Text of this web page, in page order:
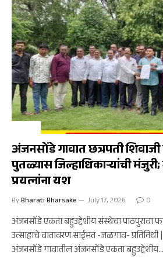
अंजनसोंडे गावात छत्रपती शिवाजी
पुतळ्यास जिल्हाधिकाऱ्यांची मंजुरी;
प्रयत्नांना यश
ByBharati Bharsake July 17, 2026 0
​अंजनसोंडे एकता बहुउद्देशीय संस्थेचा पाठपुरावा
उत्साहाचे वातावरण ​साईमत -जळगाव-
अंजनसोंडे गावातील अंजनसोंडे एकता बहुउद्देशीय…